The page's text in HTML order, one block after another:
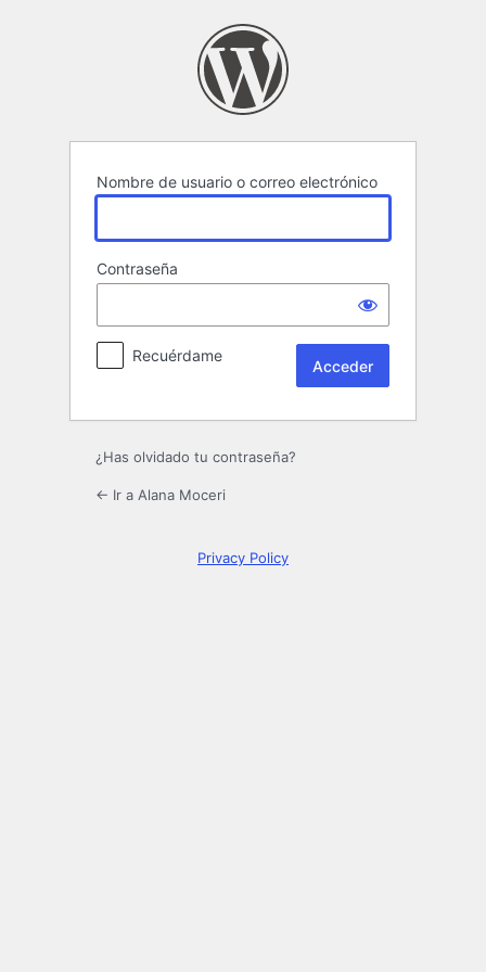
Nombre de usuario o correo electrónico
Contraseña
Recuérdame
¿Has olvidado tu contraseña?
← Ir a Alana Moceri
Privacy Policy